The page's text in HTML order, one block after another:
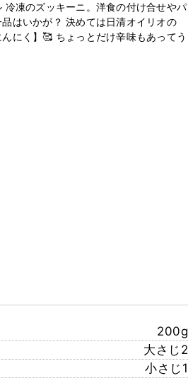
冷凍のズッキーニ。洋食の付け合せやパ
はいかが？ 決めては日清オイリオの
んにく】🥰 ちょっとだけ辛味もあってう
200g
大さじ2
小さじ1